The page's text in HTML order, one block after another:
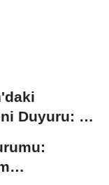
Duyuru: 11